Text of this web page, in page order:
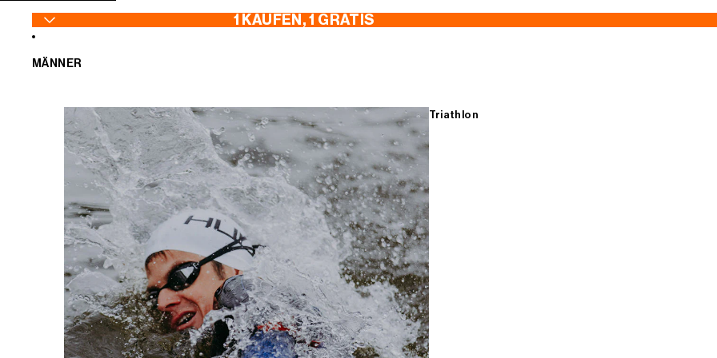
1 KAUFEN, 1 GRATIS
MÄNNER
Triathlon